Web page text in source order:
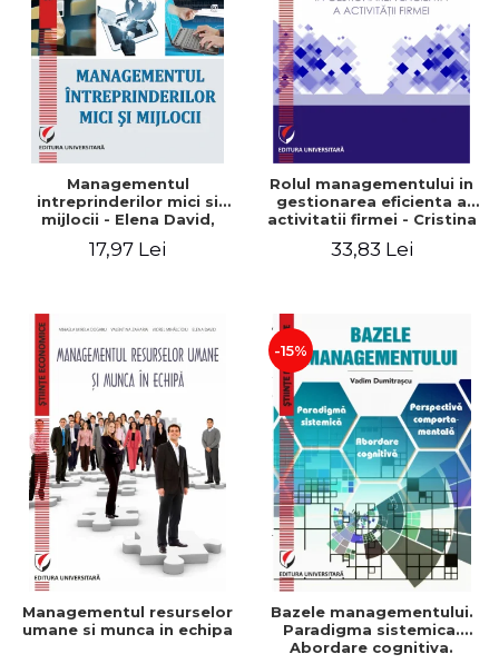
Managementul
intreprinderilor mici si
mijlocii - Elena David,
Roxana Carmen Ionescu,
17,97 Lei
Rolul managementului in
gestionarea eficienta a
activitatii firmei - Cristina
Gabriel Nastase, Mihaela-
33,83 Lei
Managementul resurselor
umane si munca in echipa
-15%
Bazele managementului.
Paradigma sistemica.
Abordare cognitiva.